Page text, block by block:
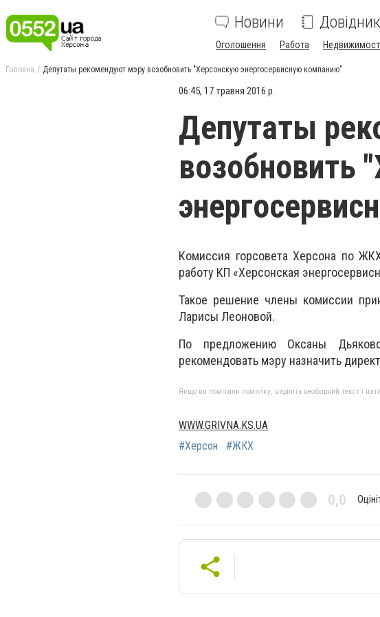
Новини Довідник
Оголошення Работа
Головна Депутаты рекомендуют мэру возобновить "Херсонскую энергосервисную компанию"
06:45, 17 травня 2016 р.
Депутаты
возобновить
Комиссия горсовета Херсона по
работу КП «Херсонская
Такое решение члены комиссии
Ларисы Леоновой.
По предложению Оксаны
рекомендовать мэру назначить
Якщо ви помітили помилку, виділіть необхідний текст і
WWW.GRIVNA.KS.UA
#Херсон
#ЖКХ
0,0